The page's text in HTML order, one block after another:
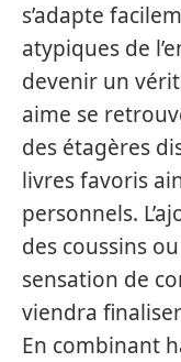
s’adapte
atypiques de
devenir un
aime se
des étagères
livres favoris
personnels.
des coussins
sensation de
viendra
En combinant